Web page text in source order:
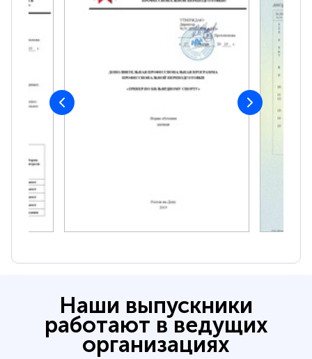
Наши выпускники
работают в ведущих
организациях